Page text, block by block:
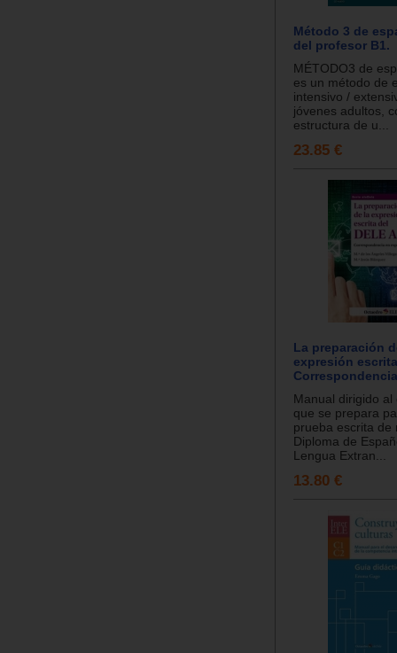
Método 3 de
del profesor B1.
MÉTODO3 de
es un método de
intensivo /
jóvenes adultos,
estructura de u...
23.85 €
La preparación
expresión
Manual dirigido al
que se prepara
prueba escrita de
Diploma de
Lengua Extran...
13.80 €